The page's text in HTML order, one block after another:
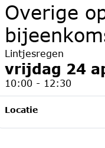
Overige
Lintjesregen
vrijdag 24
10:00 - 12:30
Locatie